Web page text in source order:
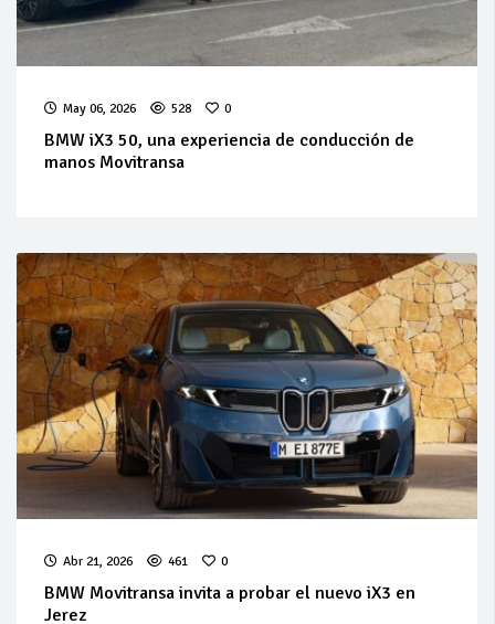
May 06, 2026 528 0
BMW iX3 50, una experiencia de conducción de
manos Movitransa
Abr 21, 2026 461 0
BMW Movitransa invita a probar el nuevo iX3 en
Jerez